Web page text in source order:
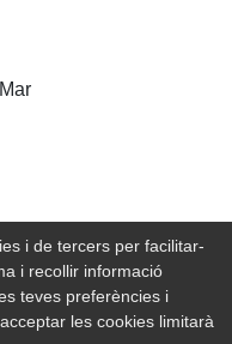
i de tercers per facilitar-
i recollir informació
teves preferències i
les cookies limitarà